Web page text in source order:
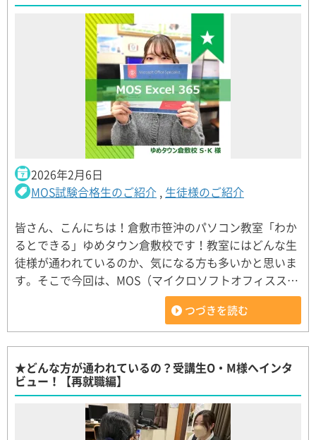
2026年2月6日
MOS試験合格生のご紹介 , 生徒様のご紹介
皆さん、こんにちは！倉敷市笹沖のパソコン教室「わか
るとできる」ゆめタウン倉敷校です！教室にはどんな生
徒様が通われているのか、気になる方も多いかと思いま
す。そこで今回は、MOS（マイクロソフトオフィスス…
つづきを読む
★どんな方が通われているの？受講生O・M様へインタ
ビュー！【再就職編】